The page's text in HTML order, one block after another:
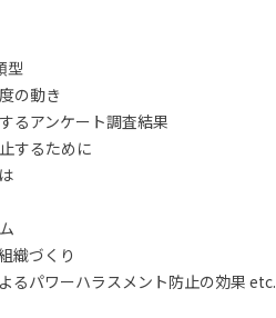
型
の動き
るアンケート調査結果
するために
織づくり
るパワーハラスメント防止の効果 etc.